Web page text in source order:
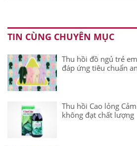
TIN CÙNG CHUYÊN MỤC
Thu hồi đồ ngủ trẻ
đáp ứng tiêu chuẩn
Thu hồi Cao lỏng
không đạt chất lượng